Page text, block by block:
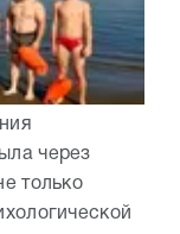
через
только